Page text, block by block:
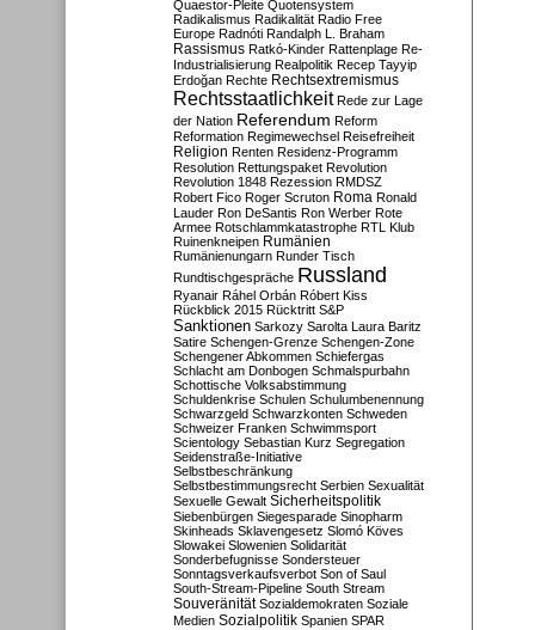
Quaestor-Pleite Quotensystem
Radikalismus Radikalität Radio Free
Europe Radnóti Randalph L. Braham
Rassismus Ratkó-Kinder Rattenplage Re-
Industrialisierung Realpolitik Recep Tayyip
Erdoğan Rechte Rechtsextremismus
Rechtsstaatlichkeit Rede zur Lage
der Nation Referendum Reform
Reformation Regimewechsel Reisefreiheit
Religion Renten Residenz-Programm
Resolution Rettungspaket Revolution
Revolution 1848 Rezession RMDSZ
Robert Fico Roger Scruton Roma Ronald
Lauder Ron DeSantis Ron Werber Rote
Armee Rotschlammkatastrophe RTL Klub
Ruinenkneipen Rumänien
Rumänienungarn Runder Tisch
Rundtischgespräche Russland
Ryanair Ráhel Orbán Róbert Kiss
Rückblick 2015 Rücktritt S&P
Sanktionen Sarkozy Sarolta Laura Baritz
Satire Schengen-Grenze Schengen-Zone
Schengener Abkommen Schiefergas
Schlacht am Donbogen Schmalspurbahn
Schottische Volksabstimmung
Schuldenkrise Schulen Schulumbenennung
Schwarzgeld Schwarzkonten Schweden
Schweizer Franken Schwimmsport
Scientology Sebastian Kurz Segregation
Seidenstraße-Initiative
Selbstbeschränkung
Selbstbestimmungsrecht Serbien Sexualität
Sexuelle Gewalt Sicherheitspolitik
Siebenbürgen Siegesparade Sinopharm
Skinheads Sklavengesetz Slomó Köves
Slowakei Slowenien Solidarität
Sonderbefugnisse Sondersteuer
Sonntagsverkaufsverbot Son of Saul
South-Stream-Pipeline South Stream
Souveränität Sozialdemokraten Soziale
Medien Sozialpolitik Spanien SPAR